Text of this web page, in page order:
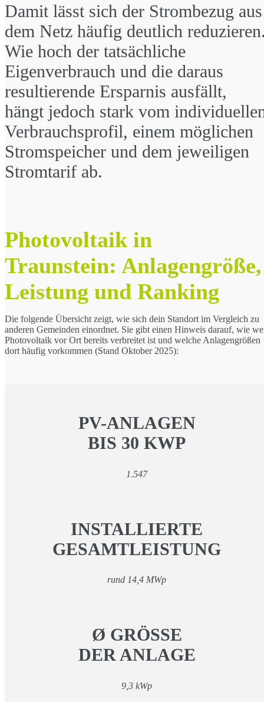
Damit lässt sich der Strombezug aus
dem Netz häufig deutlich
Wie hoch der tatsächliche
Eigenverbrauch und die daraus
resultierende Ersparnis ausfällt,
hängt jedoch stark vom
Verbrauchsprofil, einem möglichen
Stromspeicher und dem jeweiligen
Stromtarif ab.
Photovoltaik in
Traunstein: Anlagengröße,
Leistung und Ranking
Die folgende Übersicht zeigt, wie sich dein Standort im Vergleich zu
anderen Gemeinden einordnet. Sie gibt einen Hinweis darauf, wie
Photovoltaik vor Ort bereits verbreitet ist und welche Anlagengrößen
dort häufig vorkommen (Stand Oktober 2025):
PV-ANLAGEN
BIS 30 KWP
1.547
INSTALLIERTE
GESAMTLEISTUNG
rund 14,4 MWp
Ø GRÖSSE
DER ANLAGE
9,3 kWp